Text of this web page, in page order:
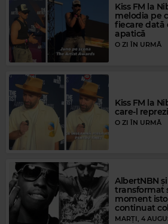
Magic FM
MICHAEL JACKSON –SMOOTH CRIMINAL
Kiss FM la
melodia pe
fiecare dată
apatică
O ZI ÎN URMĂ
Kiss FM la
care-l
O ZI ÎN URMĂ
AlbertNBN
transformat
moment
continuat
MARȚI, 4